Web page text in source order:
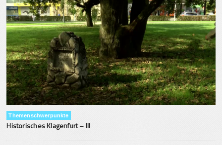
Themenschwerpunkte
Historisches Klagenfurt – III